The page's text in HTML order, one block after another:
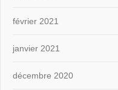
février 2021
janvier 2021
décembre 2020